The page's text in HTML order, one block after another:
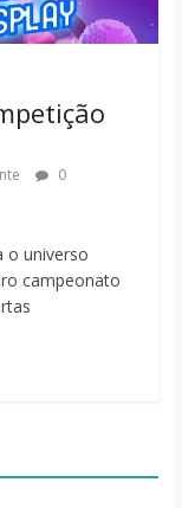
0
o universo
campeonato